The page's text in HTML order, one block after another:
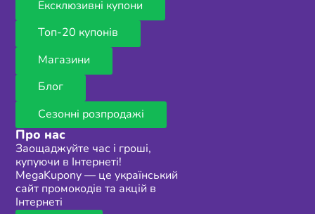
Ексклюзивні купони
Топ-20 купонів
Магазини
Блог
Сезонні розпродажі
Про нас
Заощаджуйте час і гроші,
купуючи в Інтернеті!
MegaKupony — це український
сайт промокодів та акцій в
Інтернеті